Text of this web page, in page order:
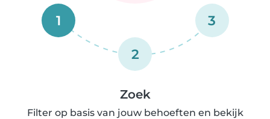
1
2
3
Zoek
Filter op basis van jouw behoeften en bekijk